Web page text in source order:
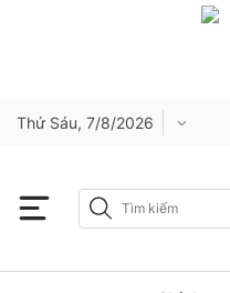
Thứ Sáu, 7/8/2026